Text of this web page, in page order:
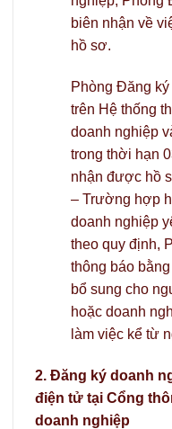
biên nhận về
hồ sơ.
Phòng Đăng
trên Hệ thống
doanh nghiệp
trong thời hạn
nhận được hồ
– Trường hợp
doanh nghiệp
theo quy định,
thông báo
bổ sung cho
hoặc doanh
làm việc kể từ
2. Đăng ký doanh
điện tử tại Cổng
doanh nghiệp